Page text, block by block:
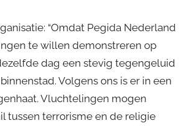
“Omdat Pegida Nederland
te willen demonstreren op
dag een stevig tegengeluid
Volgens ons is er in een
Vluchtelingen mogen
tussen terrorisme en de religie